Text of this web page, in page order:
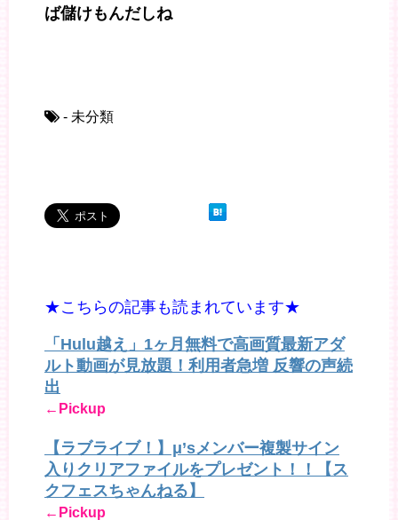
ば儲けもんだしね
- 未分類
★こちらの記事も読まれています★
「Hulu越え」1ヶ月無料で高画質最新アダ
ルト動画が見放題！利用者急増 反響の声続
出
←Pickup
【ラブライブ！】μ’sメンバー複製サイン
入りクリアファイルをプレゼント！！【ス
クフェスちゃんねる】
←Pickup